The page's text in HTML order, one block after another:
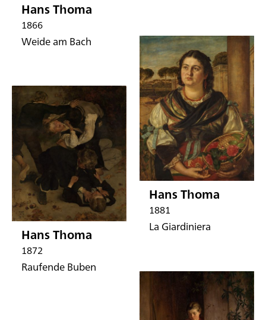
Hans Thoma
1866
Weide am Bach
Hans Thoma
1881
La Giardiniera
Hans Thoma
1872
Raufende Buben